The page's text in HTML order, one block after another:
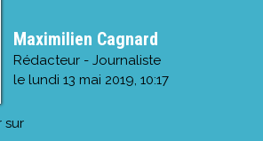
Maximilien Cagnard
Rédacteur - Journaliste
le lundi 13 mai 2019, 10:17
sur